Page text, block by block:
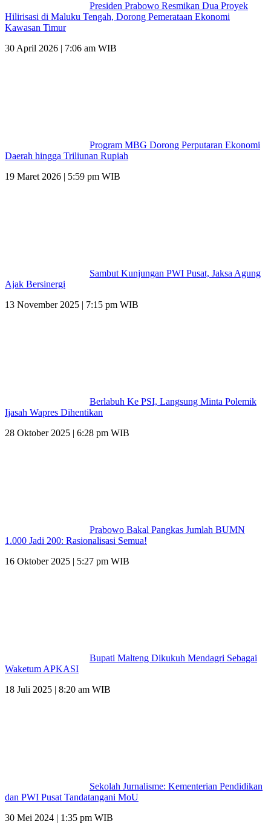
Presiden Prabowo Resmikan Dua Proyek
Hilirisasi di Maluku Tengah, Dorong Pemerataan Ekonomi
Kawasan Timur
30 April 2026 | 7:06 am WIB
Program MBG Dorong Perputaran Ekonomi
Daerah hingga Triliunan Rupiah
19 Maret 2026 | 5:59 pm WIB
Sambut Kunjungan PWI Pusat, Jaksa Agung
Ajak Bersinergi
13 November 2025 | 7:15 pm WIB
Berlabuh Ke PSI, Langsung Minta Polemik
Ijasah Wapres Dihentikan
28 Oktober 2025 | 6:28 pm WIB
Prabowo Bakal Pangkas Jumlah BUMN
1.000 Jadi 200: Rasionalisasi Semua!
16 Oktober 2025 | 5:27 pm WIB
Bupati Malteng Dikukuh Mendagri Sebagai
Waketum APKASI
18 Juli 2025 | 8:20 am WIB
Sekolah Jurnalisme: Kementerian Pendidikan
dan PWI Pusat Tandatangani MoU
30 Mei 2024 | 1:35 pm WIB